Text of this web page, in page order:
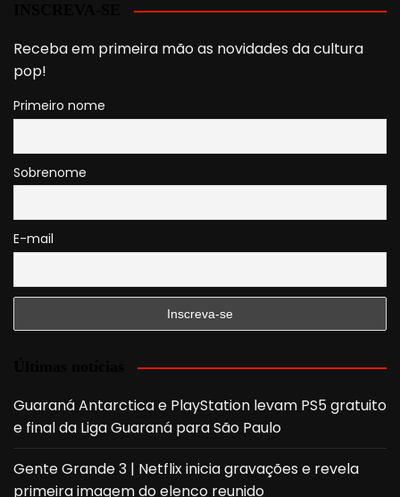
Receba em primeira mão as novidades da cultura
pop!
Primeiro nome
Sobrenome
E-mail
Guaraná Antarctica e PlayStation levam PS5 gratuito
e final da Liga Guaraná para São Paulo
Gente Grande 3 | Netflix inicia gravações e revela
primeira imagem do elenco reunido